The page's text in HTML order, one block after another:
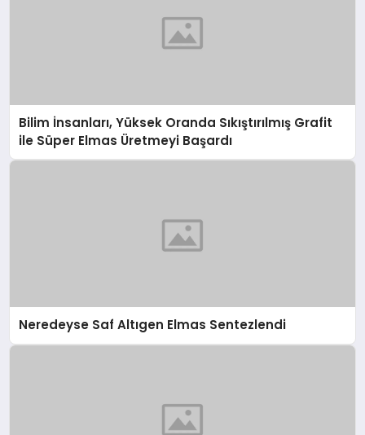
Bilim İnsanları, Yüksek Oranda Sıkıştırılmış Grafit
ile Süper Elmas Üretmeyi Başardı
Neredeyse Saf Altıgen Elmas Sentezlendi